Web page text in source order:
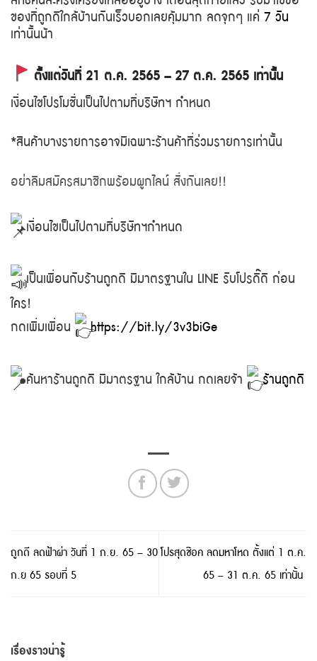
ของที่ถูกดีใกล้บ้านกันเร็วบอกเลยคุ้มมาก ลดจุกๆ แค่ 7 วัน
เท่านั้นน้า
ตั้งแต่วันที่ 21 ต.ค. 2565 – 27 ต.ค. 2565 เท่านั้น ​
เงื่อนไขโปรโมชั่นเป็นไปตามที่บริษัทฯ กำหนด
*สินค้าบางรายการอาจมีเฉพาะร้านค้าที่ร่วมรายการเท่านั้น
อย่าลืมสมัครสมาชิกพร้อมผูกไลน์ สั่งกันเลย!!
เงื่อนไขเป็นไปตามที่บริษัทฯกำหนด
เป็นเพื่อนกับร้านถูกดี มีมาตรฐานใน LINE รับโปรดี๊ดี ก่อน
ใคร!
กดเพิ่มเพื่อน
https://bit.ly/3v3biGe
ค้นหาร้านถูกดี มีมาตรฐาน ใกล้บ้าน กดเลยจ้า ร้านถูกดี
ถูกดี ลดฟ้าผ่า วันที่ 1 ก.ย. 65 – 30
ก.ย 65 รอบที่ 5
โปรสุดช๊อค ลดมหาโหด ตั้งแต่ 1 ต.ค.
65 – 31 ต.ค. 65 เท่านั้น ​
เรื่องราวน่ารู้